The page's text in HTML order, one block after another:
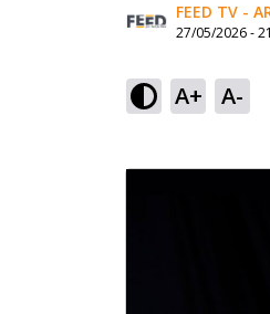
FEED TV -
27/05/2026 -
A+ A-